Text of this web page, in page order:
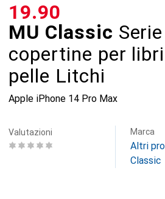
MU Classic
copertine per
pelle Litchi
Apple iPhone 14 Pro Max
CHF
19.90
Valutazioni Marca
Altri
Classic